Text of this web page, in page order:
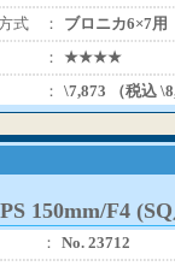
式
：
ブロニカ6×7用
： ★★★★
： \7,873 （税込
150mm/F4
： No. 23712